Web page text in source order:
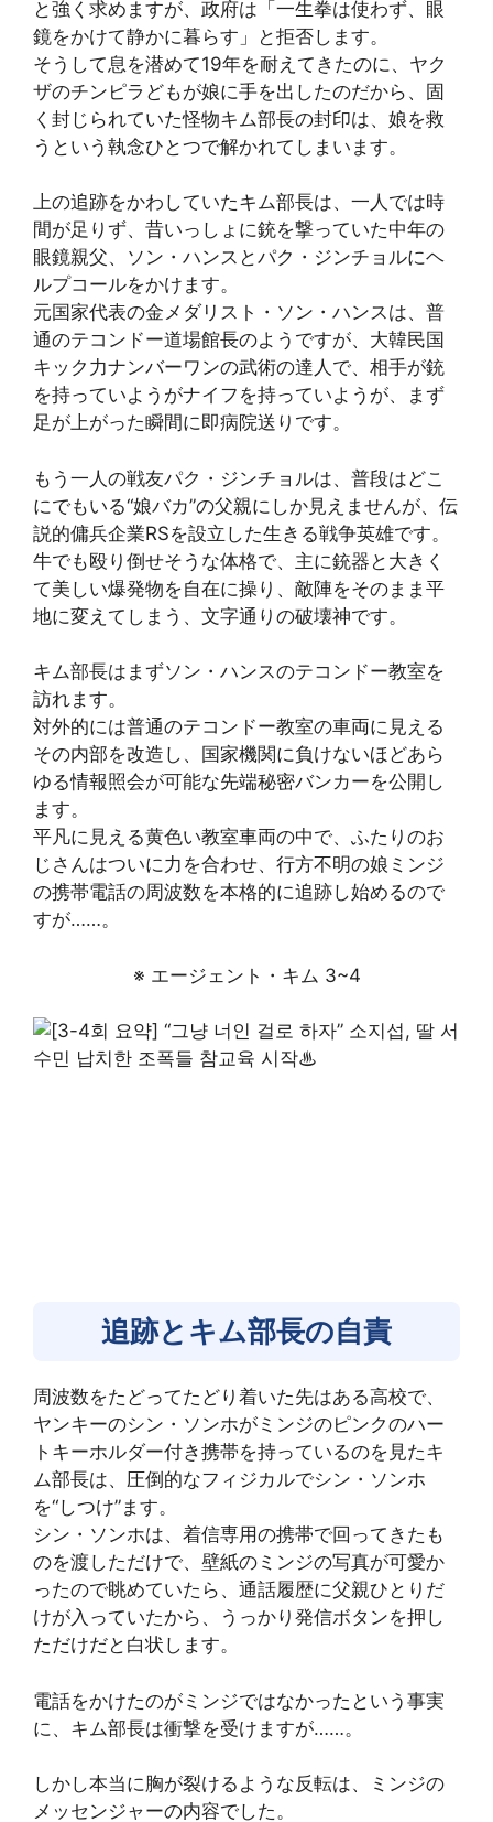
と強く求めますが、政府は「一生拳は使わず、眼
鏡をかけて静かに暮らす」と拒否します。
そうして息を潜めて19年を耐えてきたのに、ヤク
ザのチンピラどもが娘に手を出したのだから、固
く封じられていた怪物キム部長の封印は、娘を救
うという執念ひとつで解かれてしまいます。
上の追跡をかわしていたキム部長は、一人では時
間が足りず、昔いっしょに銃を撃っていた中年の
眼鏡親父、ソン・ハンスとパク・ジンチョルにヘ
ルプコールをかけます。
元国家代表の金メダリスト・ソン・ハンスは、普
通のテコンドー道場館長のようですが、大韓民国
キック力ナンバーワンの武術の達人で、相手が銃
を持っていようがナイフを持っていようが、まず
足が上がった瞬間に即病院送りです。
もう一人の戦友パク・ジンチョルは、普段はどこ
にでもいる“娘バカ”の父親にしか見えませんが、伝
説的傭兵企業RSを設立した生きる戦争英雄です。
牛でも殴り倒せそうな体格で、主に銃器と大きく
て美しい爆発物を自在に操り、敵陣をそのまま平
地に変えてしまう、文字通りの破壊神です。
キム部長はまずソン・ハンスのテコンドー教室を
訪れます。
対外的には普通のテコンドー教室の車両に見える
その内部を改造し、国家機関に負けないほどあら
ゆる情報照会が可能な先端秘密バンカーを公開し
ます。
平凡に見える黄色い教室車両の中で、ふたりのお
じさんはついに力を合わせ、行方不明の娘ミンジ
の携帯電話の周波数を本格的に追跡し始めるので
すが……。
※ エージェント・キム 3~4
追跡とキム部長の自責
周波数をたどってたどり着いた先はある高校で、
ヤンキーのシン・ソンホがミンジのピンクのハー
トキーホルダー付き携帯を持っているのを見たキ
ム部長は、圧倒的なフィジカルでシン・ソンホ
を“しつけ”ます。
シン・ソンホは、着信専用の携帯で回ってきたも
のを渡しただけで、壁紙のミンジの写真が可愛か
ったので眺めていたら、通話履歴に父親ひとりだ
けが入っていたから、うっかり発信ボタンを押し
ただけだと白状します。
電話をかけたのがミンジではなかったという事実
に、キム部長は衝撃を受けますが……。
しかし本当に胸が裂けるような反転は、ミンジの
メッセンジャーの内容でした。